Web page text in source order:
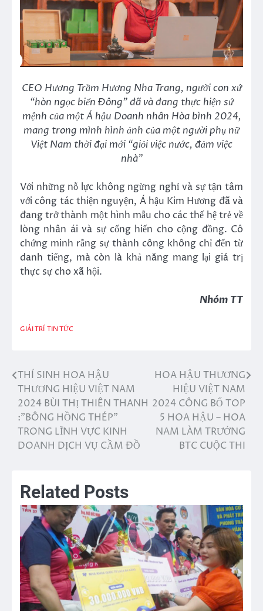
CEO Hương Trầm Hương Nha Trang, người con xứ
“hòn ngọc biển Đông” đã và đang thực hiện sứ
mệnh của một Á hậu Doanh nhân Hòa bình 2024,
mang trong mình hình ảnh của một người phụ nữ
Việt Nam thời đại mới “giỏi việc nước, đảm việc
nhà”
Với những nỗ lực không ngừng nghỉ và sự tận tâm
với công tác thiện nguyện, Á hậu Kim Hương đã và
đang trở thành một hình mẫu cho các thế hệ trẻ về
lòng nhân ái và sự cống hiến cho cộng đồng. Cô
chứng minh rằng sự thành công không chỉ đến từ
danh tiếng, mà còn là khả năng mang lại giá trị
thực sự cho xã hội.
Nhóm TT
GIẢI TRÍ TIN TỨC
Điều
hướng
bài
viết
THÍ SINH HOA HẬU
THƯƠNG HIỆU VIỆT NAM
2024 BÙI THỊ THIÊN THANH
:”BÔNG HỒNG THÉP”
TRONG LĨNH VỰC KINH
DOANH DỊCH VỤ CẦM ĐỒ
HOA HẬU THƯƠNG
HIỆU VIỆT NAM
2024 CÔNG BỐ TOP
5 HOA HẬU – HOA
NAM LÀM TRƯỞNG
BTC CUỘC THI
Related Posts